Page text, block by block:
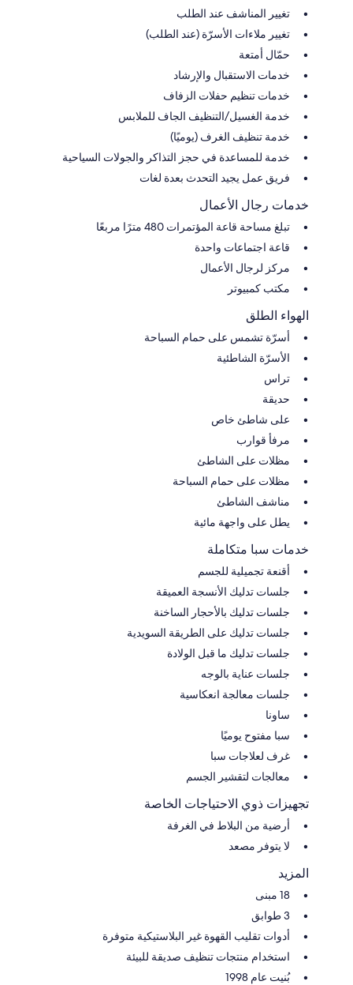
تغيير المناشف عند الطلب
تغيير ملاءات الأسرّة (عند الطلب)
حمّال أمتعة
خدمات الاستقبال والإرشاد
خدمات تنظيم حفلات الزفاف
خدمة الغسيل/التنظيف الجاف للملابس
خدمة تنظيف الغرف (يوميًا)
خدمة للمساعدة في حجز التذاكر والجولات السياحية
فريق عمل يجيد التحدث بعدة لغات
خدمات رجال الأعمال
تبلغ مساحة قاعة المؤتمرات 480 مترًا مربعًا
قاعة اجتماعات واحدة
مركز لرجال الأعمال
مكتب كمبيوتر
الهواء الطلق
أسرّة تشمس على حمام السباحة
الأسرّة الشاطئية
تراس
حديقة
على شاطئ خاص
مرفأ قوارب
مظلات على الشاطئ
مظلات على حمام السباحة
مناشف الشاطئ
يطل على واجهة مائية
خدمات سبا متكاملة
أقنعة تجميلية للجسم
جلسات تدليك الأنسجة العميقة
جلسات تدليك بالأحجار الساخنة
جلسات تدليك على الطريقة السويدية
جلسات تدليك ما قبل الولادة
جلسات عناية بالوجه
جلسات معالجة انعكاسية
ساونا
سبا مفتوح يوميًا
غرف لعلاجات سبا
معالجات لتقشير الجسم
تجهيزات ذوي الاحتياجات الخاصة
أرضية من البلاط في الغرفة
لا يتوفر مصعد
المزيد
18 مبنى
3 طوابق
أدوات تقليب القهوة غير البلاستيكية متوفرة
استخدام منتجات تنظيف صديقة للبيئة
بُنيت عام 1998